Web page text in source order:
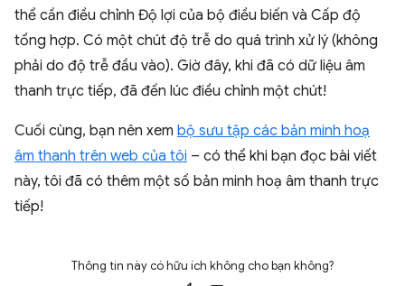
thể cần điều chỉnh Độ lợi của bộ điều biến và Cấp độ
tổng hợp. Có một chút độ trễ do quá trình xử lý (không
phải do độ trễ đầu vào). Giờ đây, khi đã có dữ liệu âm
thanh trực tiếp, đã đến lúc điều chỉnh một chút!
Cuối cùng, bạn nên xem bộ sưu tập các bản minh hoạ
âm thanh trên web của tôi – có thể khi bạn đọc bài viết
này, tôi đã có thêm một số bản minh hoạ âm thanh trực
tiếp!
Thông tin này có hữu ích không cho bạn không?